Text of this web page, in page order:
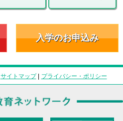
入学のお申込み
サイトマップ| プライバシー・ポリシー